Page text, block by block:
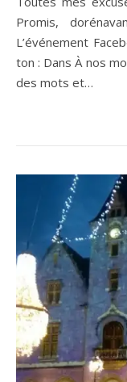
Promis,
L’événement
ton : Dans À nos
des mots et…